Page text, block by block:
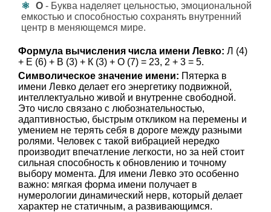
О - Буква наделяет цельностью, эмоциональной
емкостью и способностью сохранять внутренний
центр в меняющемся мире.
Формула вычисления числа имени Левко: Л (4)
+ Е (6) + В (3) + К (3) + О (7) = 23, 2 + 3 = 5.
Символическое значение имени: Пятерка в
имени Левко делает его энергетику подвижной,
интеллектуально живой и внутренне свободной.
Это число связано с любознательностью,
адаптивностью, быстрым откликом на перемены и
умением не терять себя в дороге между разными
ролями. Человек с такой вибрацией нередко
производит впечатление легкости, но за ней стоит
сильная способность к обновлению и точному
выбору момента. Для имени Левко это особенно
важно: мягкая форма имени получает в
нумерологии динамический нерв, который делает
характер не статичным, а развивающимся.